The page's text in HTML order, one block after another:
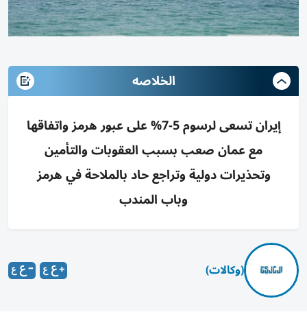
الخلاصه
إيران تسعى لرسوم 5-7% على عبور هرمز واتفاقها
مع عمان صعب بسبب العقوبات والتأمين
وتحذيرات دولية وتراجع حاد بالملاحة في هرمز
وباب المندب
(وكالات)